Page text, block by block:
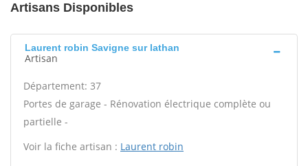
Artisans Disponibles
Laurent robin Savigne sur lathan
Artisan
Département: 37
Portes de garage - Rénovation électrique complète ou
partielle -
Voir la fiche artisan : Laurent robin